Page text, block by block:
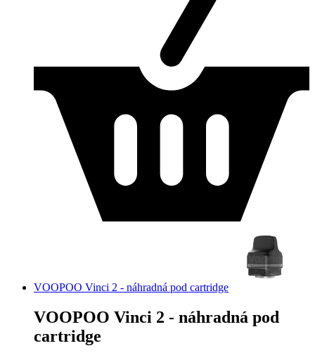
VOOPOO Vinci 2 - náhradná pod cartridge
VOOPOO Vinci 2 - náhradná pod
cartridge